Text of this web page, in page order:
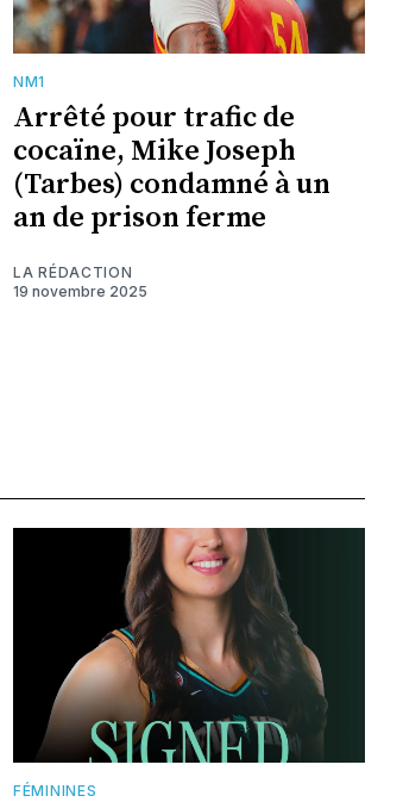
NM1
Arrêté pour trafic de
cocaïne, Mike Joseph
(Tarbes) condamné à un
an de prison ferme
LA RÉDACTION
19 novembre 2025
FÉMININES